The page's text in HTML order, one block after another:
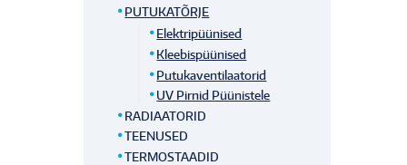
PUTUKATÕRJE
Elektripüünised
Kleebispüünised
Putukaventilaatorid
UV Pirnid Püünistele
RADIAATORID
TEENUSED
TERMOSTAADID